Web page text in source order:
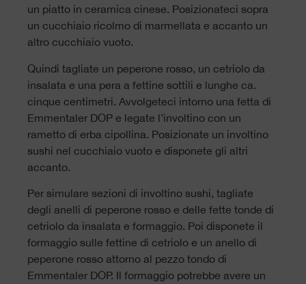
un piatto in ceramica cinese. Posizionateci sopra
un cucchiaio ricolmo di marmellata e accanto un
altro cucchiaio vuoto.
Quindi tagliate un peperone rosso, un cetriolo da
insalata e una pera a fettine sottili e lunghe ca.
cinque centimetri. Avvolgeteci intorno una fetta di
Emmentaler DOP e legate l’involtino con un
rametto di erba cipollina. Posizionate un involtino
sushi nel cucchiaio vuoto e disponete gli altri
accanto.
Per simulare sezioni di involtino sushi, tagliate
degli anelli di peperone rosso e delle fette tonde di
cetriolo da insalata e formaggio. Poi disponete il
formaggio sulle fettine di cetriolo e un anello di
peperone rosso attorno al pezzo tondo di
Emmentaler DOP. Il formaggio potrebbe avere un